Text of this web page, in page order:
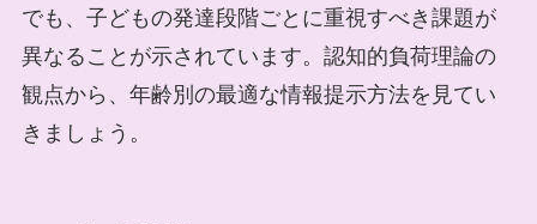
でも、子どもの発達段階ごとに重視すべき課題が
異なることが示されています。認知的負荷理論の
観点から、年齢別の最適な情報提示方法を見てい
きましょう。